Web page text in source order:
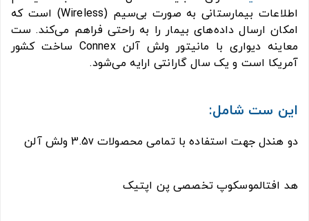
اطلاعات بیمارستانی به صورت بی‌سیم (Wireless) است که
امکان ارسال داده‌های بیمار را به راحتی فراهم می‌کند. ست
معاينه ديواری با مانیتور ولش آلن Connex ساخت کشور
آمریکا است و یک سال گارانتی ارایه می‌شود.
این ست شامل:
دو هندل جهت استفاده با تمامی محصولات 3.5v ولش آلن
هد افتالموسکوپ تخصصی پن اپتیک